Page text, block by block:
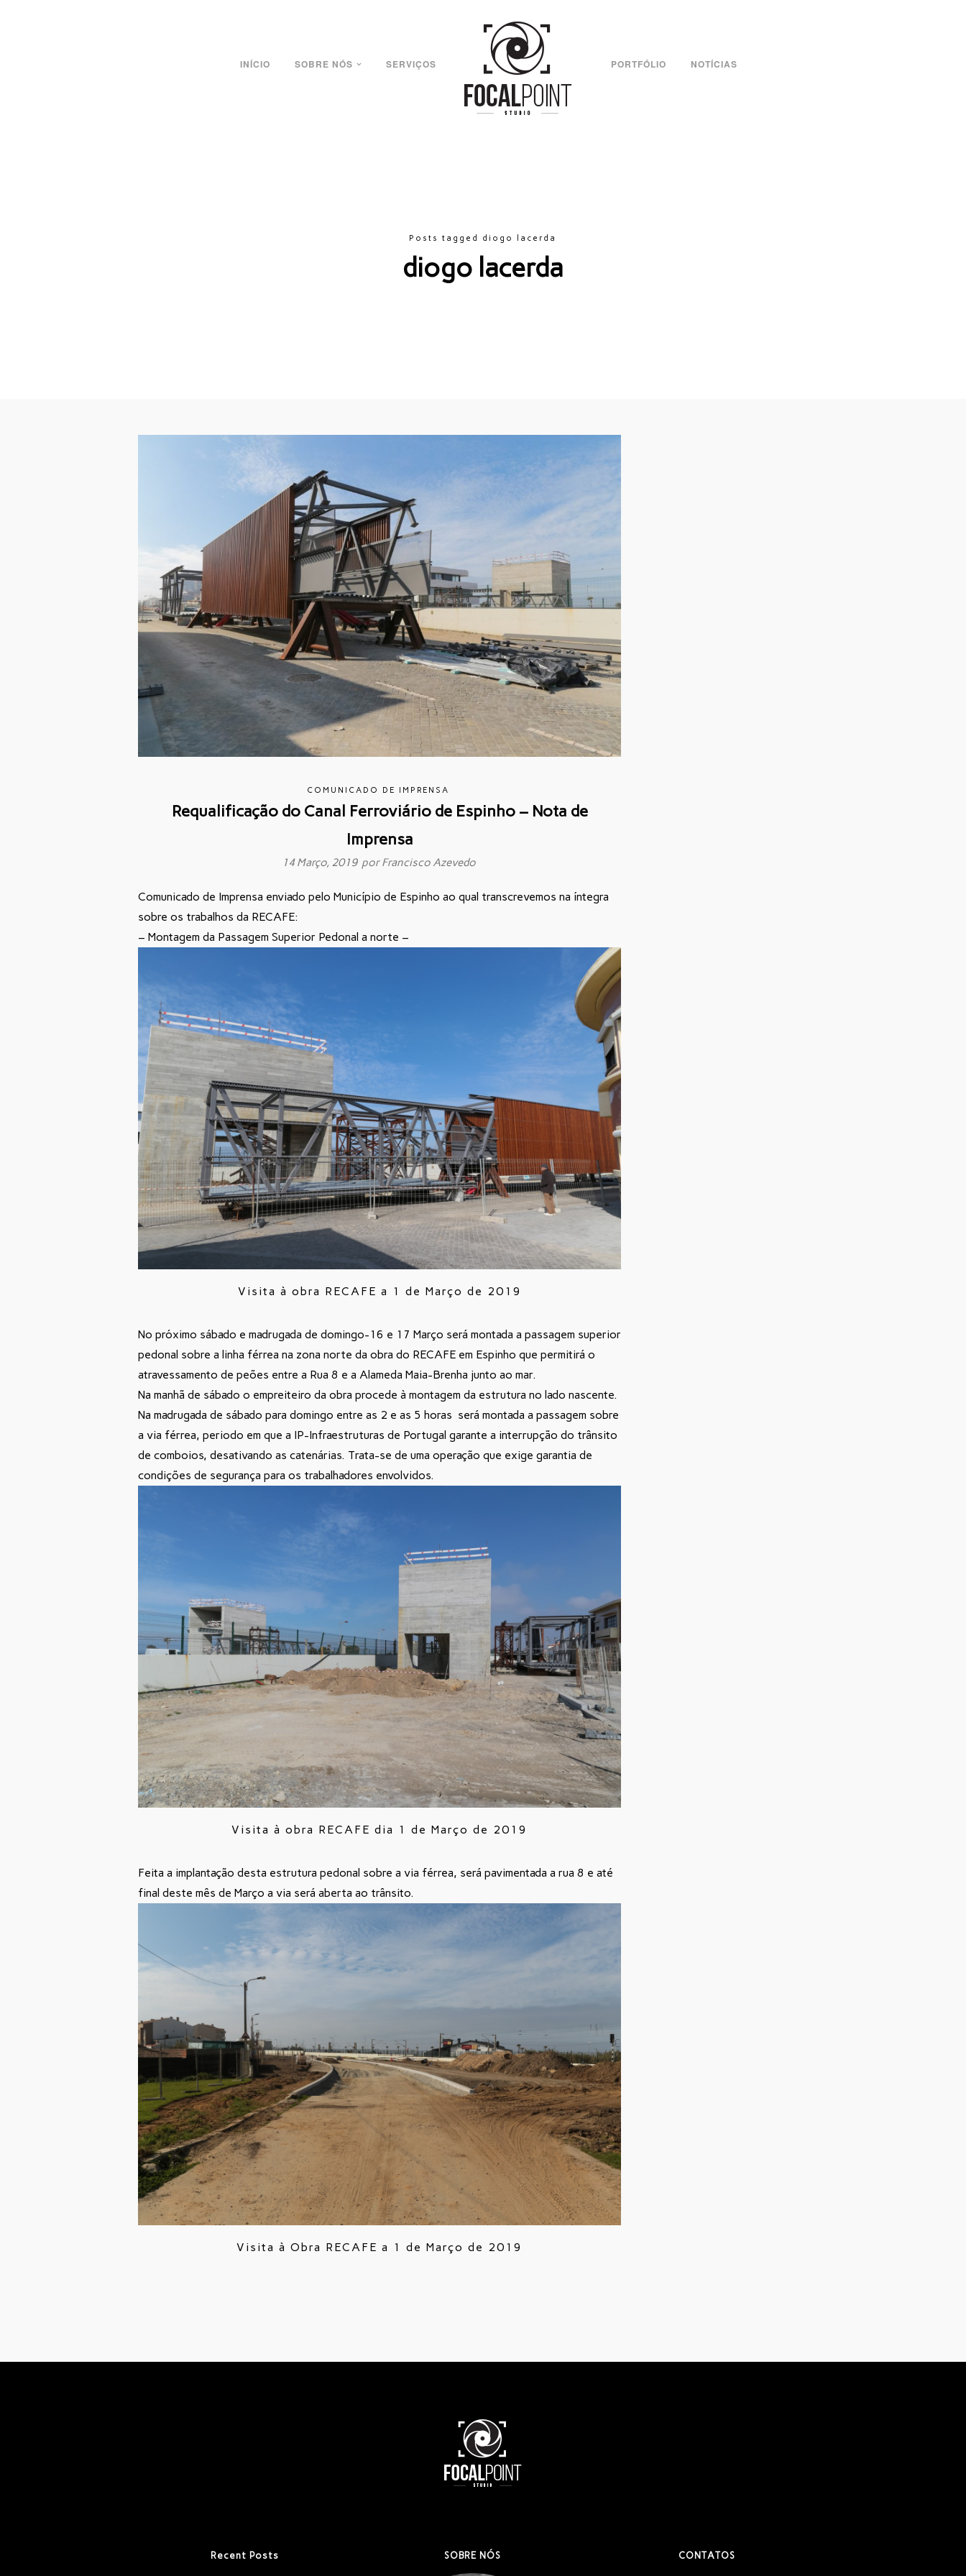
INÍCIO SOBRE NÓS SERVIÇOS PORTFÓLIO NOTÍCIAS
Posts tagged diogo lacerda
diogo lacerda
COMUNICADO DE IMPRENSA
Requalificação do Canal Ferroviário de Espinho – Nota de
Imprensa
14 Março, 2019 porFrancisco Azevedo
Comunicado de Imprensa enviado pelo Município de Espinho ao qual transcrevemos na íntegra
sobre os trabalhos da RECAFE:
– Montagem da Passagem Superior Pedonal a norte –
Visita à obra RECAFE a 1 de Março de 2019
No próximo sábado e madrugada de domingo-16 e 17 Março será montada a passagem superior
pedonal sobre a linha férrea na zona norte da obra do RECAFE em Espinho que permitirá o
atravessamento de peões entre a Rua 8 e a Alameda Maia-Brenha junto ao mar.
Na manhã de sábado o empreiteiro da obra procede à montagem da estrutura no lado nascente.
Na madrugada de sábado para domingo entre as 2 e as 5 horas será montada a passagem sobre
a via férrea, periodo em que a IP-Infraestruturas de Portugal garante a interrupção do trânsito
de comboios, desativando as catenárias. Trata-se de uma operação que exige garantia de
condições de segurança para os trabalhadores envolvidos.
Visita à obra RECAFE dia 1 de Março de 2019
Feita a implantação desta estrutura pedonal sobre a via férrea, será pavimentada a rua 8 e até
final deste mês de Março a via será aberta ao trânsito.
Visita à Obra RECAFE a 1 de Março de 2019
Recent Posts SOBRE NÓS CONTATOS